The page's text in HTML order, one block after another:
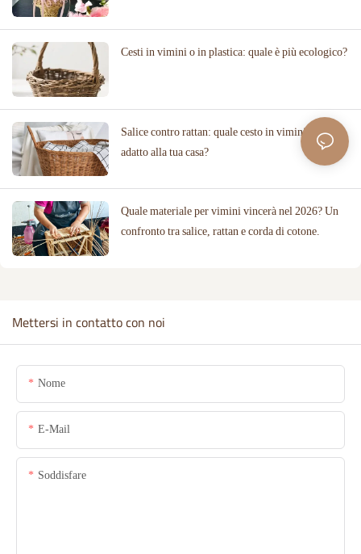
Cesti in vimini o in plastica: quale è più ecologico?
Salice contro rattan: quale cesto in vimini è più
adatto alla tua casa?
Quale materiale per vimini vincerà nel 2026? Un
confronto tra salice, rattan e corda di cotone.
Mettersi in contatto con noi
Nome
E-Mail
Soddisfare